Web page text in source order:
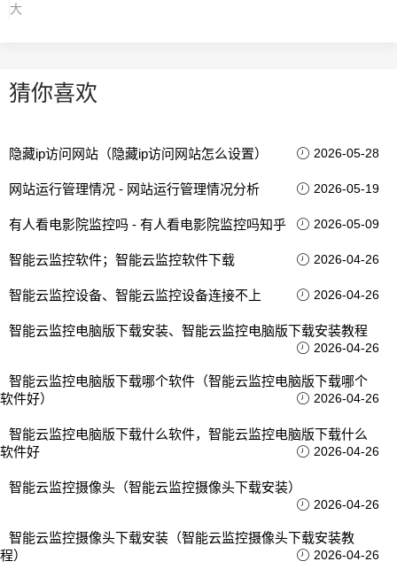
大
猜你喜欢
隐藏ip访问网站（隐藏ip访问网站怎么设置） 2026-05-28
网站运行管理情况 - 网站运行管理情况分析 2026-05-19
有人看电影院监控吗 - 有人看电影院监控吗知乎 2026-05-09
智能云监控软件；智能云监控软件下载 2026-04-26
智能云监控设备、智能云监控设备连接不上 2026-04-26
智能云监控电脑版下载安装、智能云监控电脑版下载安装教程
2026-04-26
智能云监控电脑版下载哪个软件（智能云监控电脑版下载哪个
软件好）
2026-04-26
智能云监控电脑版下载什么软件，智能云监控电脑版下载什么
软件好
2026-04-26
智能云监控摄像头（智能云监控摄像头下载安装）
2026-04-26
智能云监控摄像头下载安装（智能云监控摄像头下载安装教
程）
2026-04-26